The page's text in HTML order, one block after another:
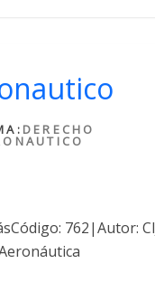
DERECHO
762|Autor: